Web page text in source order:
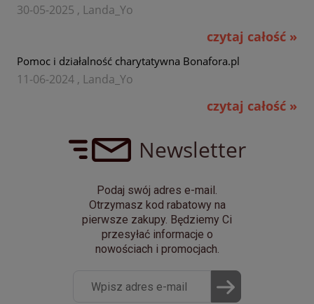
30-05-2025 , Landa_Yo
czytaj całość »
Pomoc i działalność charytatywna Bonafora.pl
11-06-2024 , Landa_Yo
czytaj całość »
Newsletter
Podaj swój adres e-mail.
Otrzymasz kod rabatowy na
pierwsze zakupy. Będziemy Ci
przesyłać informacje o
nowościach i promocjach.